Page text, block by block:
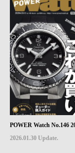
POWER Watch No.146
2026.01.30 Update.